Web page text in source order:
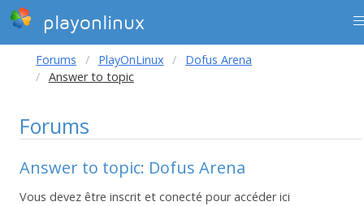
playonlinux
Forums PlayOnLinux
Dofus Arena
Answer to topic
Forums
Answer to topic: Dofus Arena
Vous devez être inscrit et conecté pour accéder ici